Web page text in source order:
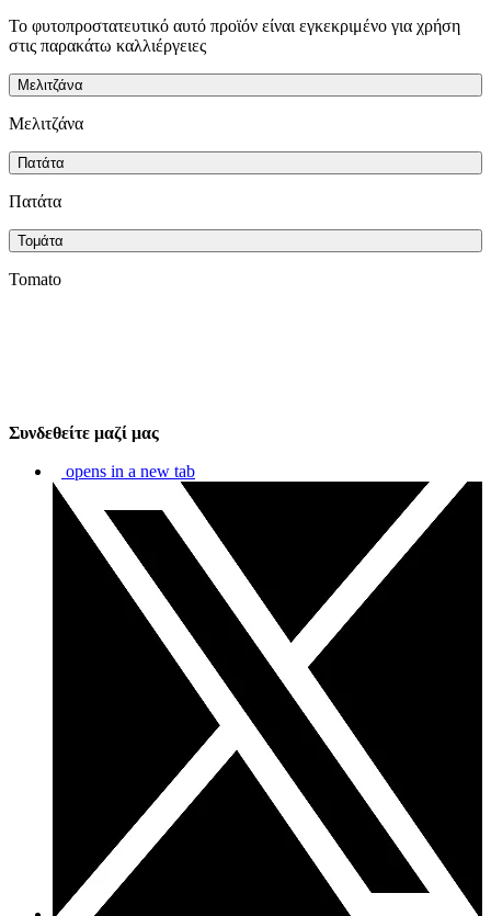
Το φυτοπροστατευτικό αυτό προϊόν είναι εγκεκριμένο για χρήση
στις παρακάτω καλλιέργειες
Μελιτζάνα
Μελιτζάνα
Πατάτα
Πατάτα
Τομάτα
Tomato
Συνδεθείτε μαζί μας
opens in a new tab